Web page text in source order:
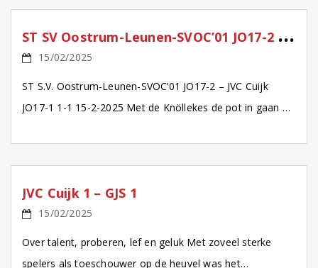
S
T SV Oostrum-Leunen-SVOC’01 JO17-2 – JVC Cuijk JO17-1
15/02/2025
ST S.V. Oostrum-Leunen-SVOC’01 JO17-2 – JVC Cuijk
JO17-1 1-1 15-2-2025 Met de Knöllekes de pot in gaan Bij
JVC Cuijk 1 – GJS 1
15/02/2025
Over talent, proberen, lef en geluk Met zoveel sterke
spelers als toeschouwer op de heuvel was het